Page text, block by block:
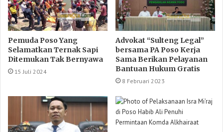
Pemuda Poso Yang
Selamatkan Ternak Sapi
Ditemukan Tak Bernyawa
15 Juli 2024
Advokat “Sulteng Legal”
bersama PA Poso Kerja
Sama Berikan Pelayanan
Bantuan Hukum Gratis
8 Februari 2023